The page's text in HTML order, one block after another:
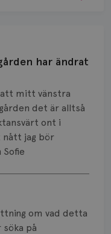
har ändrat
mitt vänstra
det är alltså
ont i
jag bör
om vad detta
på